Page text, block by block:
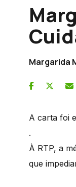
Margarida
A carta foi
.
À RTP, a
que